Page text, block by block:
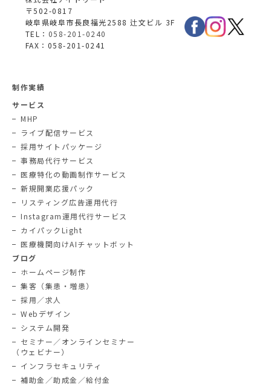
〒502-0817
岐阜県岐阜市長良福光2588 辻文ビル 3F
TEL： 058-201-0240
FAX：058-201-0241
制作実績
サービス
MHP
ライブ配信サービス
採用サイトパッケージ
事務局代行サービス
医療特化の動画制作サービス
新規開業応援パック
リスティング広告運用代行
Instagram運用代行サービス
カイパックLight
医療機関向けAIチャットボット
ブログ
ホームページ制作
集客（集患・増患）
採用／求人
Webデザイン
システム開発
セミナー／オンラインセミナー
（ウェビナー）
インフラセキュリティ
補助金／助成金／給付金